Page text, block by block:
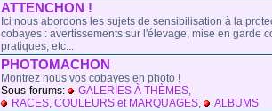
ATTENCHON !
Ici nous abordons les sujets de sensibilisation à la
cobayes : avertissements sur l'élevage, mise en garde
pratiques, etc...
PHOTOMACHON
Montrez nous vos cobayes en photo !
Sous-forums:
GALERIES À THÈMES,
RACES, COULEURS et MARQUAGES, ALBUMS